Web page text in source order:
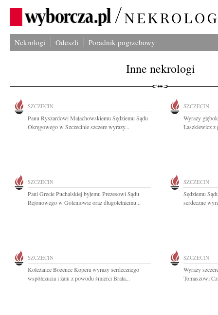
Nekrologi Odeszli Poradnik pogrzebowy
Inne nekrologi
SZCZECIN
Panu Ryszardowi Małachowskiemu Sędziemu Sądu
Okręgowego w Szczecinie szczere wyrazy...
SZCZECIN
Wyrazy
Łaszkiewicz z
SZCZECIN
Pani Grecie Puchalskiej byłemu Prezesowi Sądu
Rejonowego w Goleniowie oraz długoletniemu...
SZCZECIN
Sędziemu
serdeczne
SZCZECIN
Koleżance Bożence Kopera wyrazy serdecznego
współczucia i żalu z powodu śmierci Brata...
SZCZECIN
Wyrazy
Tomaszowi